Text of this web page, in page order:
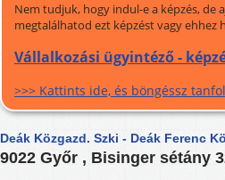
Nem tudjuk, hogy indul-e a képzés,
megtalálhatod ezt képzést vagy ehhez
Vállalkozási ügyintéző -
>>> Kattints ide, és böngéssz
Deák Közgazd. Szki - Deák Ferenc
9022 Győr , Bisinger sétány